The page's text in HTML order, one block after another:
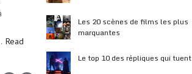
Read
Les 20 scènes de films les plus
marquantes
Le top 10 des répliques qui tuent